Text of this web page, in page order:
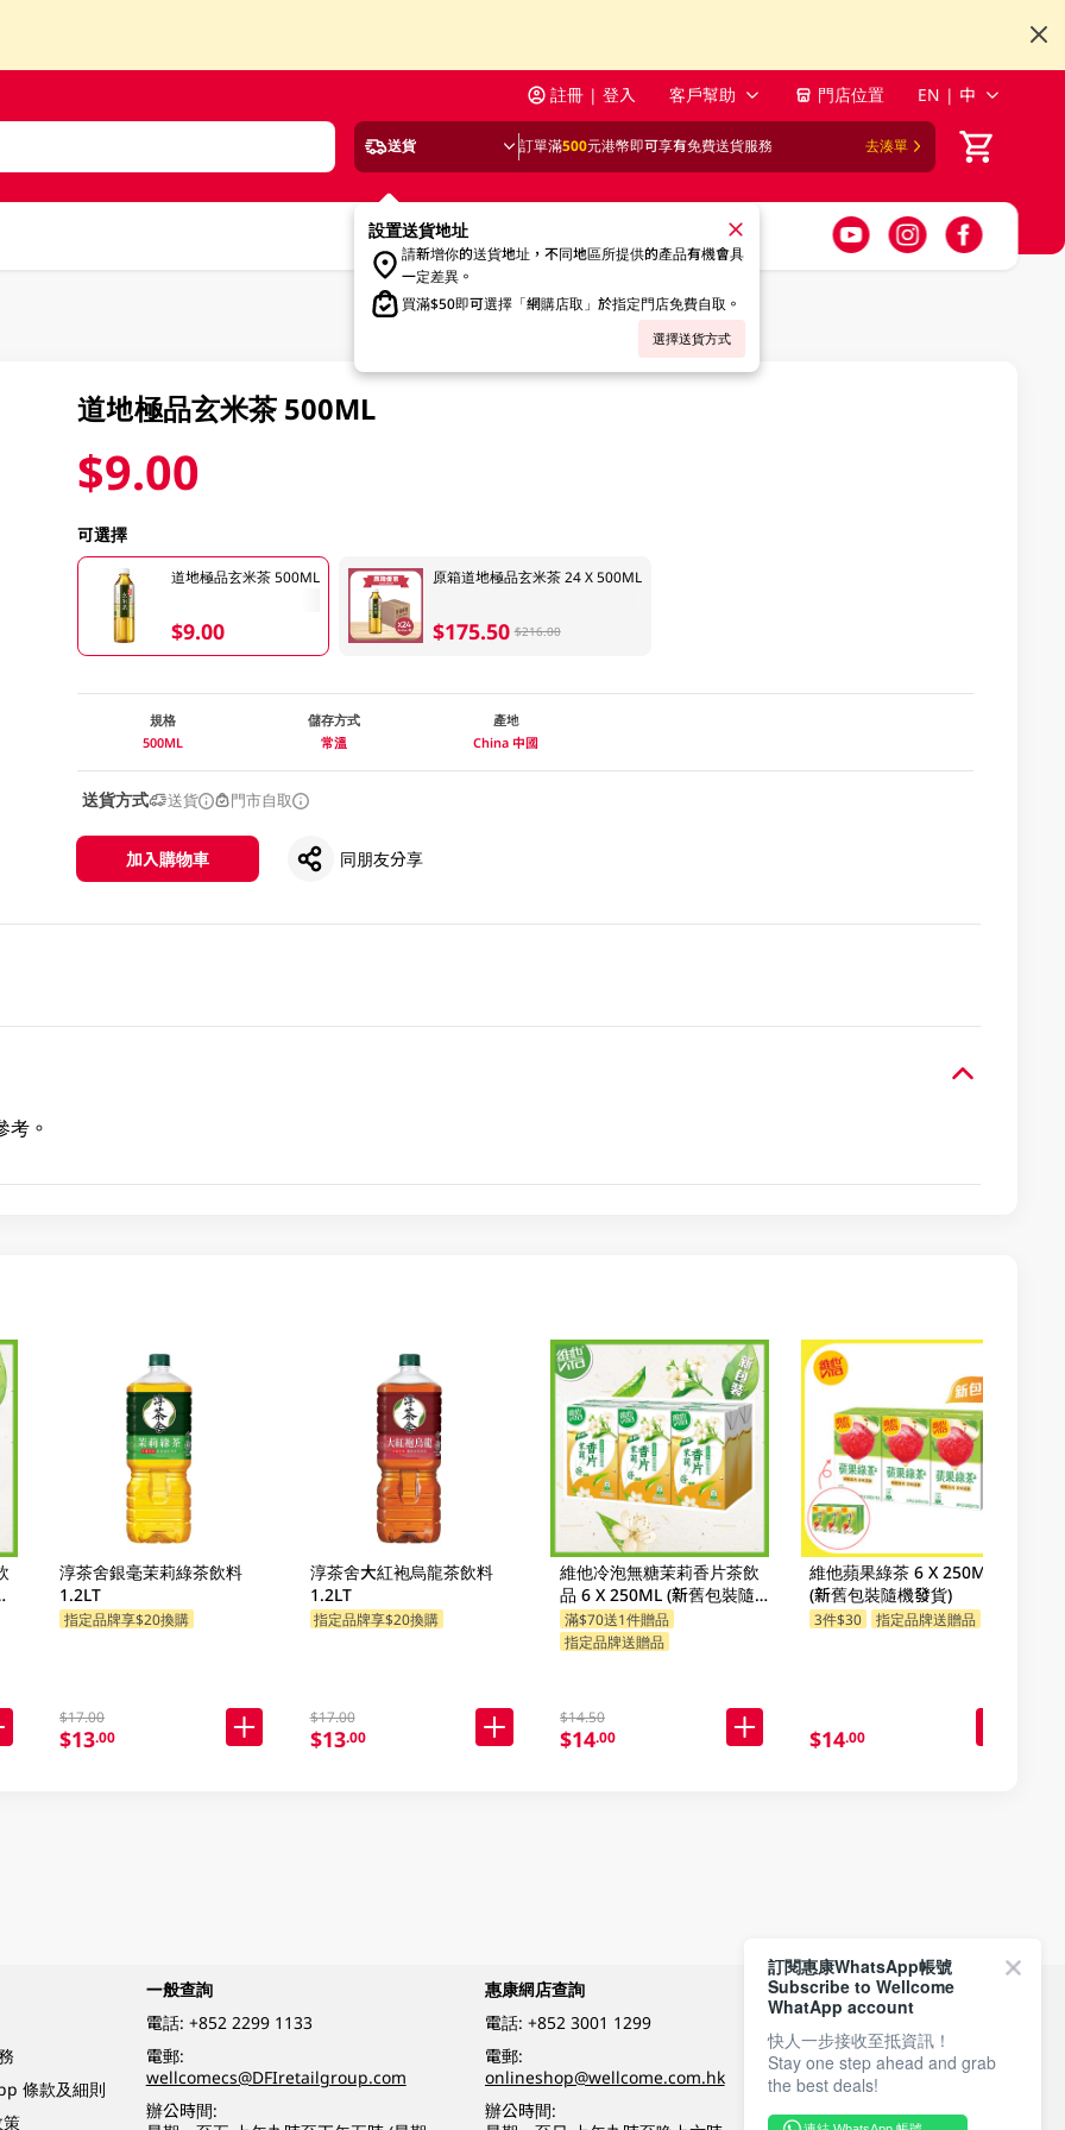
註冊 | 登入 客戶幫助 門店位置 EN | 中
送貨 訂單滿500元港幣即可享有免費送貨服務 去湊單
設置送貨地址
請新增你的送貨地址，不同地區所提供的產品有機會具
一定差異。
買滿$50即可選擇「網購店取」於指定門店免費自取。
選擇送貨方式
道地極品玄米茶 500ML
$9.00
可選擇
道地極品玄米茶 500ML
$9.00
原箱道地極品玄米茶 24 X 500ML
$175.50 $216.00
規格
500ML
儲存方式
常溫
產地
China 中國
送貨方式 送貨 門市自取
加入購物車 同朋友分享
考。
淳茶舍銀毫茉莉綠茶飲料
1.2LT
指定品牌享$20換購
$17.00
$13.00
淳茶舍大紅袍烏龍茶飲料
1.2LT
指定品牌享$20換購
$17.00
$13.00
維他冷泡無糖茉莉香片茶飲
品 6 X 250ML (新舊包裝隨
機發貨)
滿$70送1件贈品
指定品牌送贈品
$14.50
$14.00
維他蘋果綠茶 6 X 250ML
(新舊包裝隨機發貨)
3件$30 指定品牌送贈品
$14.00
條款及細則
一般查詢
電話: +852 2299 1133
電郵:
wellcomecs@DFIretailgroup.com
辦公時間:
惠康網店查詢
電話: +852 3001 1299
電郵:
onlineshop@wellcome.com.hk
辦公時間:
付款方式
關注我們
訂閱惠康WhatsApp帳號
Subscribe to Wellcome
WhatApp account
快人一步接收至抵資訊！
Stay one step ahead and grab
the best deals!